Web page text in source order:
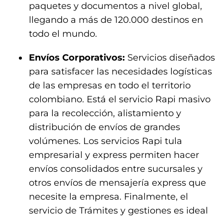
paquetes y documentos a nivel global,
llegando a más de 120.000 destinos en
todo el mundo.
Envíos Corporativos: Servicios diseñados
para satisfacer las necesidades logísticas
de las empresas en todo el territorio
colombiano. Está el servicio Rapi masivo
para la recolección, alistamiento y
distribución de envíos de grandes
volúmenes. Los servicios Rapi tula
empresarial y express permiten hacer
envíos consolidados entre sucursales y
otros envíos de mensajería express que
necesite la empresa. Finalmente, el
servicio de Trámites y gestiones es ideal